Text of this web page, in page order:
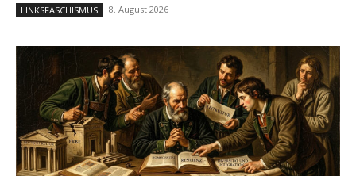
LINKSFASCHISMUS 8. August 2026